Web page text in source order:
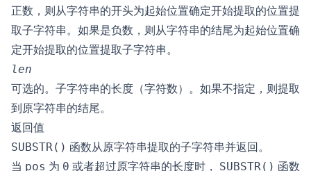
正数，则从字符串的开头为起始位置确定开始提取的位置提
取子字符串。如果是负数，则从字符串的结尾为起始位置确
定开始提取的位置提取子字符串。
len
可选的。子字符串的长度（字符数）。如果不指定，则提取
到原字符串的结尾。
返回值
SUBSTR() 函数从原字符串提取的子字符串并返回。
当 pos 为 0 或者超过原字符串的长度时， SUBSTR() 函数